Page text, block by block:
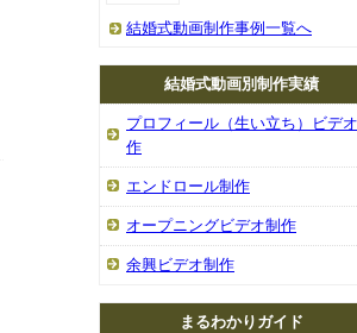
結婚式動画制作事例一覧へ
結婚式動画別制作実績
プロフィール（生い立ち）ビデ
作
エンドロール制作
オープニングビデオ制作
余興ビデオ制作
まるわかりガイド